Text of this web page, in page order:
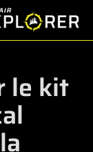
le kit